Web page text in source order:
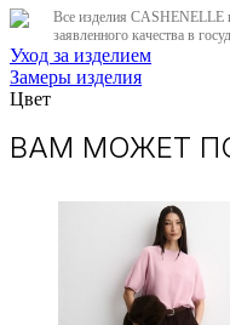
Все изделия CASHENELLE
заявленного качества в
Уход за изделием
Замеры изделия
Цвет
ВАМ МОЖЕТ